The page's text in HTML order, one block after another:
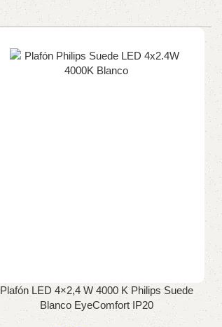
Plafón LED 4×2,4 W 4000 K Philips Suede
Blanco EyeComfort IP20